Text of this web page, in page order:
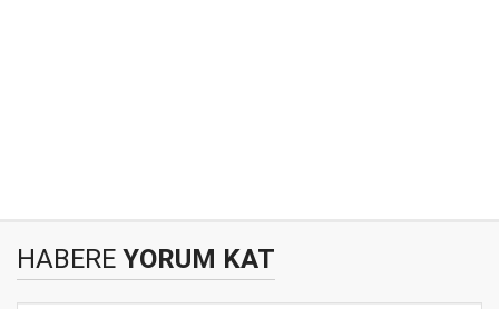
HABERE YORUM KAT